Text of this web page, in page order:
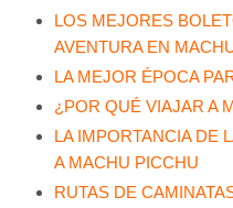
LOS MEJORES
AVENTURA EN
LA MEJOR ÉPOCA
¿POR QUÉ VIAJAR A
LA IMPORTANCIA DE
A MACHU PICCHU
RUTAS DE